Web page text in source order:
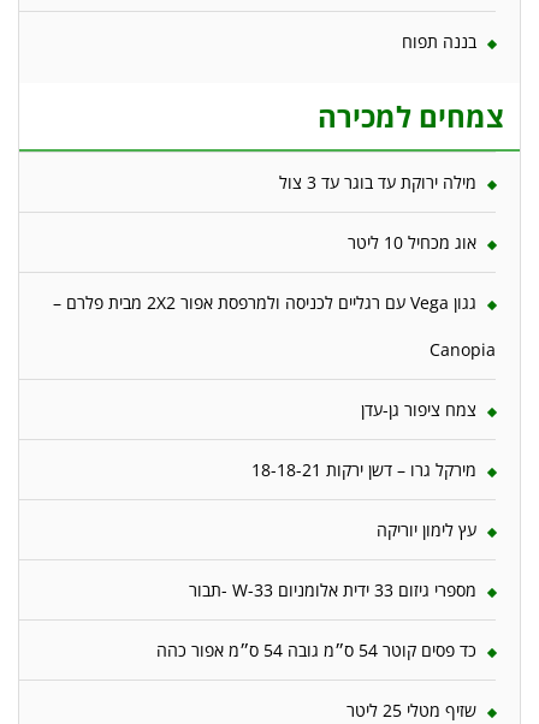
בננה תפוח
צמחים למכירה
מילה ירוקת עד בוגר עד 3 צול
אוג מכחיל 10 ליטר
גגון Vega עם רגליים לכניסה ולמרפסת אפור 2X2 מבית פלרם –
Canopia
צמח ציפור גן-עדן
מירקל גרו – דשן ירקות 18-18-21
עץ לימון יוריקה
מספרי גיזום 33 ידית אלומניום W-33 -תבור
כד פסים קוטר 54 ס״מ גובה 54 ס״מ אפור כהה
שזיף מטלי 25 ליטר